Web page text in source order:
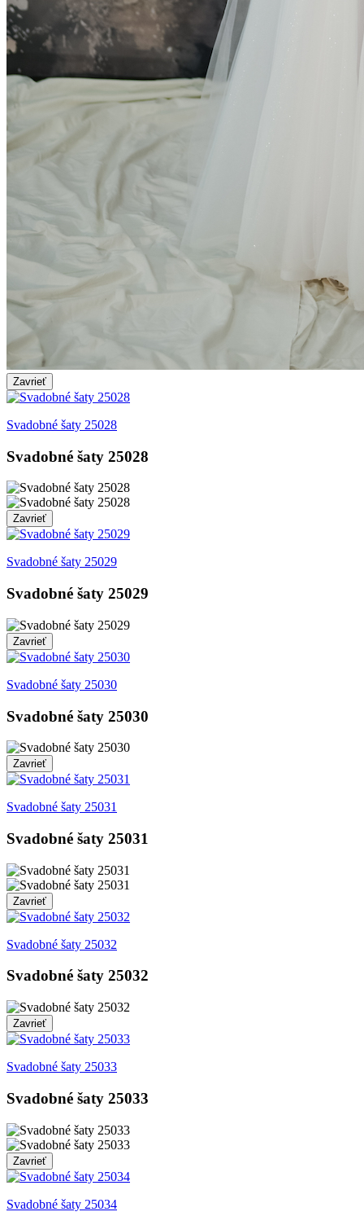
Zavrieť
Svadobné šaty 25028
Svadobné šaty 25028
Zavrieť
Svadobné šaty 25029
Svadobné šaty 25029
Zavrieť
Svadobné šaty 25030
Svadobné šaty 25030
Zavrieť
Svadobné šaty 25031
Svadobné šaty 25031
Zavrieť
Svadobné šaty 25032
Svadobné šaty 25032
Zavrieť
Svadobné šaty 25033
Svadobné šaty 25033
Zavrieť
Svadobné šaty 25034